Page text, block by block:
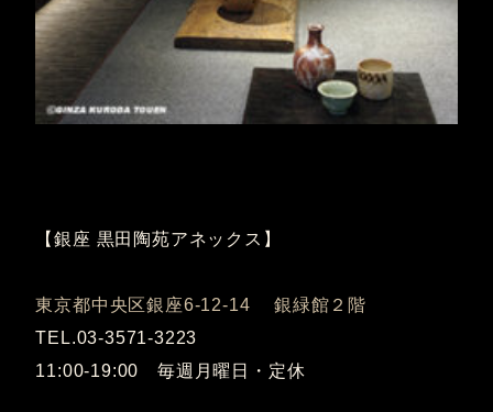
【銀座 黒田陶苑アネックス】
東京都中央区銀座6-12-14 銀緑館２階
TEL.03-3571-3223
11:00-19:00 毎週月曜日・定休